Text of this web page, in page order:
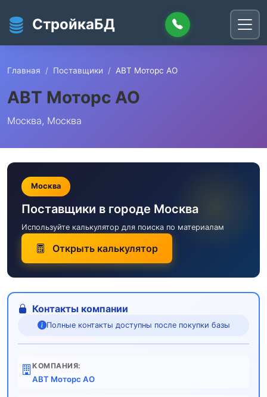
СтройкаБД
Главная Поставщики АВТ Моторс АО
АВТ Моторс АО
Москва, Москва
Москва
Поставщики в городе Москва
Используйте калькулятор для поиска по материалам
Открыть калькулятор
Контакты компании
Полные контакты доступны после покупки базы
КОМПАНИЯ:
АВТ Моторс АО